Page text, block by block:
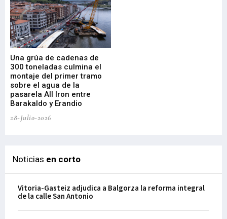
Una grúa de cadenas de
300 toneladas culmina el
montaje del primer tramo
sobre el agua de la
pasarela All Iron entre
Barakaldo y Erandio
28-Julio-2026
Noticias en corto
Vitoria-Gasteiz adjudica a Balgorza la reforma integral
de la calle San Antonio